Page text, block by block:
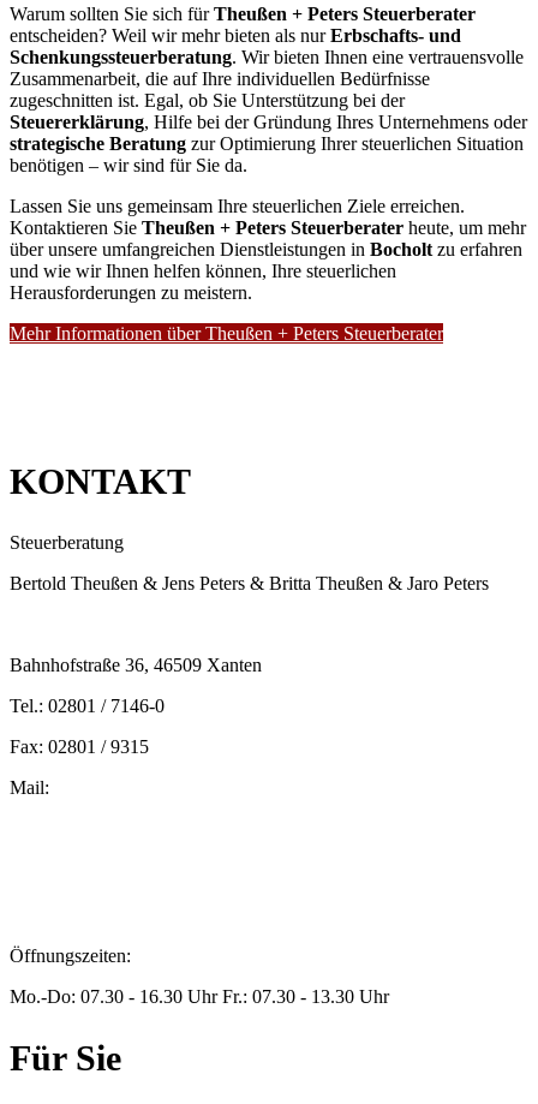
Warum sollten Sie sich fürTheußen + Peters Steuerberater
entscheiden? Weil wir mehr bieten als nurErbschafts- und
Schenkungssteuerberatung. Wir bieten Ihnen eine vertrauensvolle
Zusammenarbeit, die auf Ihre individuellen Bedürfnisse
zugeschnitten ist. Egal, ob Sie Unterstützung bei der
Steuererklärung, Hilfe bei der Gründung Ihres Unternehmens oder
strategische Beratung zur Optimierung Ihrer steuerlichen Situation
benötigen – wir sind für Sie da.
Lassen Sie uns gemeinsam Ihre steuerlichen Ziele erreichen.
Kontaktieren Sie Theußen + Peters Steuerberater heute, um mehr
über unsere umfangreichen Dienstleistungen in Bocholtzu erfahren
und wie wir Ihnen helfen können, Ihre steuerlichen
Herausforderungen zu meistern.
Mehr Informationen über Theußen + Peters Steuerberater
KONTAKT
Steuerberatung
Bertold Theußen & Jens Peters & Britta Theußen & Jaro Peters
Bahnhofstraße 36, 46509 Xanten
Tel.: 02801 / 7146-0
Fax: 02801 / 9315
Mail:
Öffnungszeiten:
Mo.-Do: 07.30 - 16.30 Uhr Fr.: 07.30 - 13.30 Uhr
Für Sie